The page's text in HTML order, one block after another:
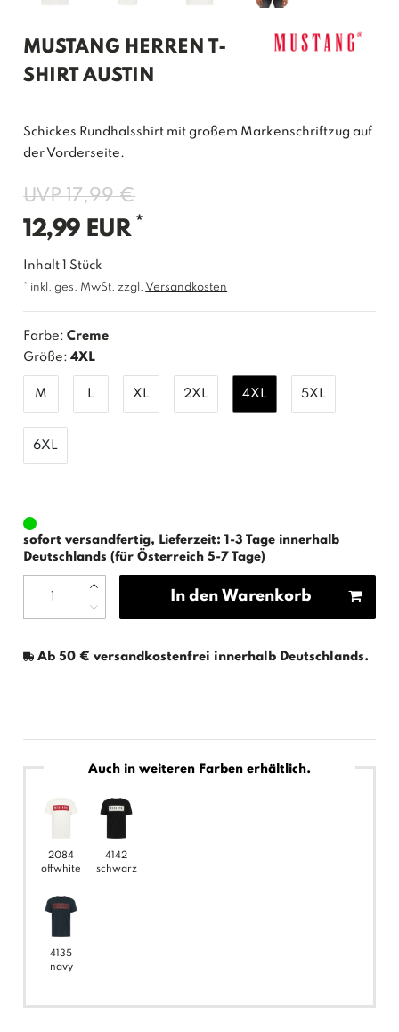
MUSTANG HERREN T-
SHIRT AUSTIN
Schickes Rundhalsshirt mit großem Markenschriftzug auf
der Vorderseite.
UVP 17,99 €
12,99 EUR *
Inhalt1Stück
* inkl. ges. MwSt. zzgl. Versandkosten
Farbe:Creme
Größe: 4XL
M L XL 2XL 4XL 5XL
6XL
sofort versandfertig, Lieferzeit: 1-3 Tage innerhalb
Deutschlands (für Österreich 5-7 Tage)
In den Warenkorb
Ab 50 € versandkostenfrei innerhalb Deutschlands.
Auch in weiteren Farben erhältlich.
2084
offwhite
4135
navy
4142
schwarz